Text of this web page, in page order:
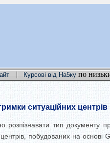
| Курсові від На5ку по
ситуаційних центрів
тип документу
побудованих на